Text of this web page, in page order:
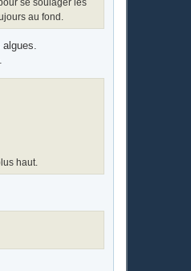
se soulager les
au fond.
haut.